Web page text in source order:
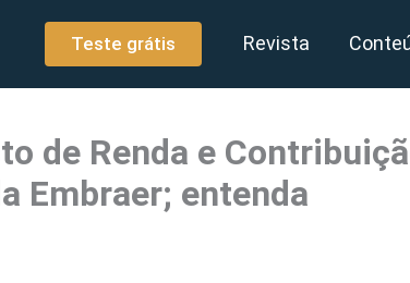
Teste grátis Revista
de Renda e
Embraer; entenda